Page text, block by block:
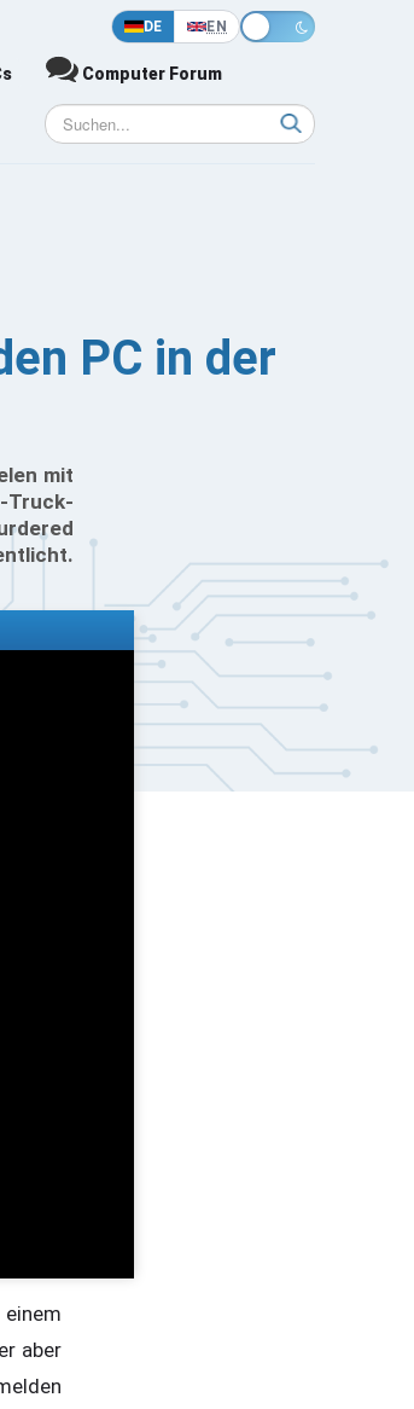
DE EN
Computer Forum
PC in der
mit
Truck-
aber